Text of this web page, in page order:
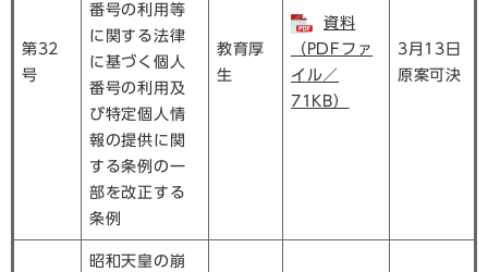
第32
号
番号の利用等
に関する法律
に基づく個人
番号の利用及
び特定個人情
報の提供に関
する条例の一
部を改正する
条例
教育厚
生
資料
（PDFファ
イル／
71KB）
3月13日
原案可決
昭和天皇の崩